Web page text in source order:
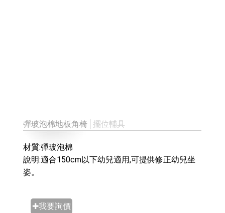
彈玻泡棉地板角椅│擺位輔具
材質:彈玻泡棉
說明:適合150cm以下幼兒適用,可提供修正幼兒坐
姿。
✚我要詢價